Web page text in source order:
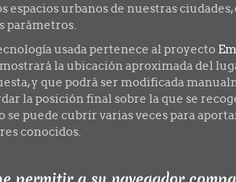
espacios urbanos de nuestras
parámetros.
usada pertenece al proyecto
la ubicación aproximada del
y que podrá ser modificada
la posición final sobre la que se
se puede cubrir varias veces para
conocidos.